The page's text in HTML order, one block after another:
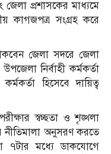
প্রশাসকের মাধ্যমে
কাগজপত্র সংগ্রহ করে
জেলা সদরে জেলা
নির্বাহী কর্মকর্তা
হিসেবে দায়িত্ব
স্বচ্ছতা ও শৃঙ্খলা
নীতিমালা অনুসরণ করতে
৭টার মধ্যে ডাকযোগে